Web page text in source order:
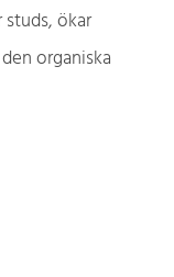
ökar
organiska